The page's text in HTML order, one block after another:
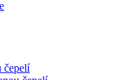
čepelí